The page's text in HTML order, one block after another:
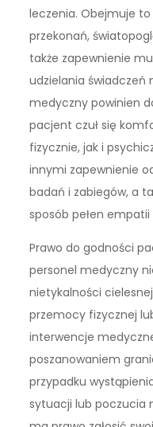
leczenia. Obejmuje
przekonań,
także zapewnienie
udzielania świadczeń
medyczny powinien
pacjent czuł się
fizycznie, jak i
innymi zapewnienie
badań i zabiegów, a
sposób pełen
Prawo do godności
personel medyczny
nietykalności
przemocy fizycznej
interwencje
poszanowaniem
przypadku
sytuacji lub poczucia